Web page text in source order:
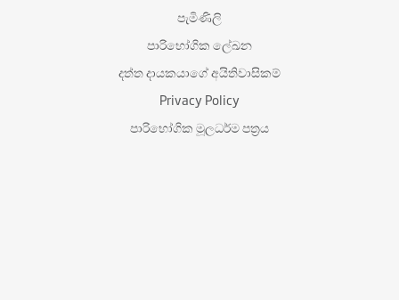
පැමිණිලි
පාරිභෝගික ලේඛන
දත්ත දායකයාගේ අයිතිවාසිකම්
Privacy Policy
පාරිභෝගික මූලධර්ම පත්‍රය